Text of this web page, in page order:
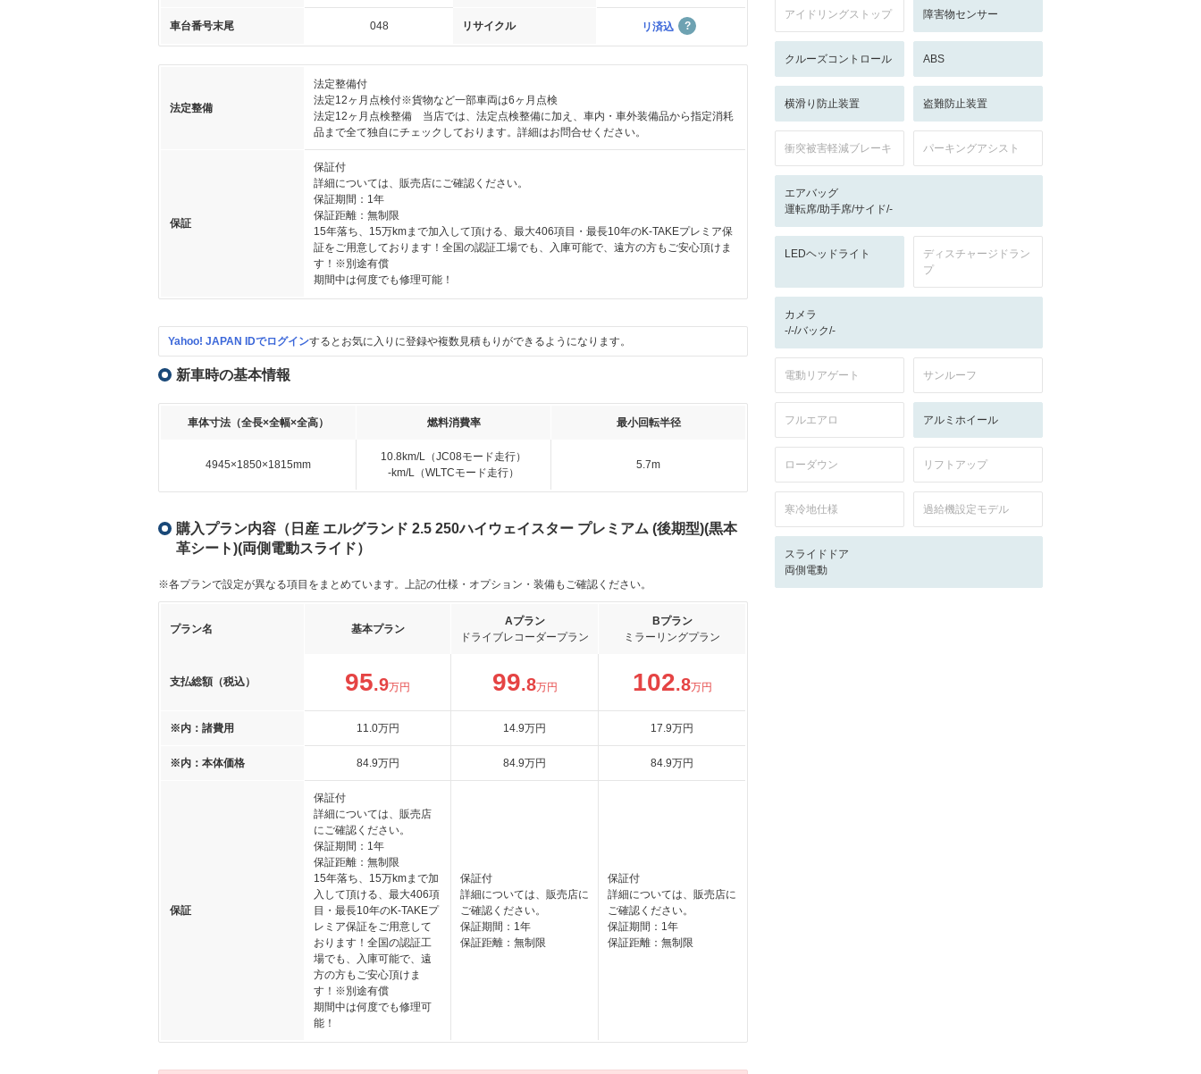
車台番号末尾 048 リサイクル リ済込
法定整備
法定整備付
法定12ヶ月点検付※貨物など一部車両は6ヶ月点検
法定12ヶ月点検整備 当店では、法定点検整備に加え、車内・車外装備品から指定消耗
品まで全て独自にチェックしております。詳細はお問合せください。
保証
保証付
詳細については、販売店にご確認ください。
保証期間：1年
保証距離：無制限
15年落ち、15万kmまで加入して頂ける、最大406項目・最長10年のK-TAKEプレミア保
証をご用意しております！全国の認証工場でも、入庫可能で、遠方の方もご安心頂けま
す！※別途有償
期間中は何度でも修理可能！
Yahoo! JAPAN IDでログインするとお気に入りに登録や複数見積もりができるようになります。
新車時の基本情報
車体寸法（全長×全幅×全高） 燃料消費率 最小回転半径
4945×1850×1815mm
10.8km/L（JC08モード走行）
-km/L（WLTCモード走行）
5.7m
購入プラン内容（日産 エルグランド 2.5 250ハイウェイスター プレミアム (後期型)(黒本
革シート)(両側電動スライド）
※各プランで設定が異なる項目をまとめています。上記の仕様・オプション・装備もご確認ください。
プラン名 基本プラン
Aプラン
ドライブレコーダープラン
Bプラン
ミラーリングプラン
支払総額（税込） 95.9万円 99.8万円 102.8万円
※内：諸費用 11.0万円 14.9万円 17.9万円
※内：本体価格 84.9万円 84.9万円 84.9万円
保証
保証付
詳細については、販売店
にご確認ください。
保証期間：1年
保証距離：無制限
15年落ち、15万kmまで加
入して頂ける、最大406項
目・最長10年のK-TAKEプ
レミア保証をご用意して
おります！全国の認証工
場でも、入庫可能で、遠
方の方もご安心頂けま
す！※別途有償
期間中は何度でも修理可
能！
保証付
詳細については、販売店に
ご確認ください。
保証期間：1年
保証距離：無制限
保証付
詳細については、販売店に
ご確認ください。
保証期間：1年
保証距離：無制限
アイドリングストップ 障害物センサー
クルーズコントロール ABS
横滑り防止装置 盗難防止装置
衝突被害軽減ブレーキ パーキングアシスト
エアバッグ
運転席/助手席/サイド/-
LEDヘッドライト
ディスチャージドラン
プ
カメラ
-/-/バック/-
電動リアゲート サンルーフ
フルエアロ アルミホイール
ローダウン リフトアップ
寒冷地仕様 過給機設定モデル
スライドドア
両側電動